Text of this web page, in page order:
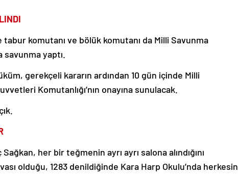
komutanı ve bölük komutanı da Milli Savunma
savunma yaptı.
gerekçeli kararın ardından 10 gün içinde Milli
Komutanlığı’nın onayına sunulacak.
her bir teğmenin ayrı ayrı salona alındığını
olduğu, 1283 denildiğinde Kara Harp Okulu’nda herkesin